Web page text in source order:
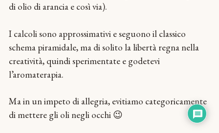
di olio di arancia e così via).
I calcoli sono approssimativi e seguono il classico
schema piramidale, ma di solito la libertà regna nella
creatività, quindi sperimentate e godetevi
l’aromaterapia.
Ma in un impeto di allegria, evitiamo categoricamente
di mettere gli oli negli occhi 😉